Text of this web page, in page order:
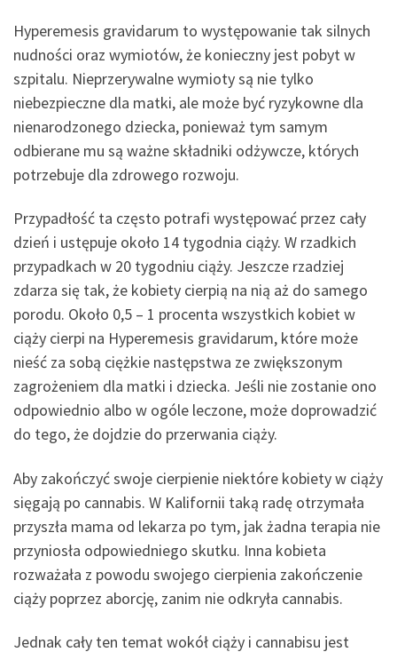
Hyperemesis gravidarum to występowanie tak silnych
nudności oraz wymiotów, że konieczny jest pobyt w
szpitalu. Nieprzerywalne wymioty są nie tylko
niebezpieczne dla matki, ale może być ryzykowne dla
nienarodzonego dziecka, ponieważ tym samym
odbierane mu są ważne składniki odżywcze, których
potrzebuje dla zdrowego rozwoju.
Przypadłość ta często potrafi występować przez cały
dzień i ustępuje około 14 tygodnia ciąży. W rzadkich
przypadkach w 20 tygodniu ciąży. Jeszcze rzadziej
zdarza się tak, że kobiety cierpią na nią aż do samego
porodu. Około 0,5 – 1 procenta wszystkich kobiet w
ciąży cierpi na Hyperemesis gravidarum, które może
nieść za sobą ciężkie następstwa ze zwiększonym
zagrożeniem dla matki i dziecka. Jeśli nie zostanie ono
odpowiednio albo w ogóle leczone, może doprowadzić
do tego, że dojdzie do przerwania ciąży.
Aby zakończyć swoje cierpienie niektóre kobiety w ciąży
sięgają po cannabis. W Kalifornii taką radę otrzymała
przyszła mama od lekarza po tym, jak żadna terapia nie
przyniosła odpowiedniego skutku. Inna kobieta
rozważała z powodu swojego cierpienia zakończenie
ciąży poprzez aborcję, zanim nie odkryła cannabis.
Jednak cały ten temat wokół ciąży i cannabisu jest